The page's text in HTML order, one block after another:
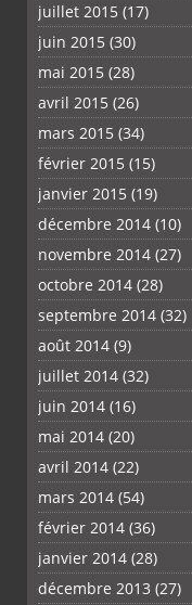
juillet 2015 (17)
juin 2015 (30)
mai 2015 (28)
avril 2015 (26)
mars 2015 (34)
février 2015 (15)
janvier 2015 (19)
décembre 2014 (10)
novembre 2014 (27)
octobre 2014 (28)
septembre 2014 (32)
août 2014 (9)
juillet 2014 (32)
juin 2014 (16)
mai 2014 (20)
avril 2014 (22)
mars 2014 (54)
février 2014 (36)
janvier 2014 (28)
décembre 2013 (27)